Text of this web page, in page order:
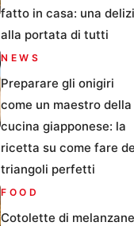
fatto in casa: una
alla portata di tutti
NEWS
Preparare gli onigiri
come un maestro della
cucina giapponese: la
ricetta su come fare
triangoli perfetti
FOOD
Cotolette di melanzane